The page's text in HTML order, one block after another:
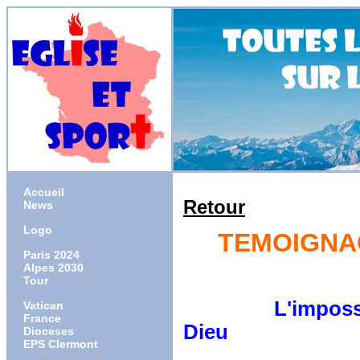
Accueil
News
Logo
Paris 2024
Alpes 2030
Tour
Vatican
France
Dioceses
EPS Clermont
Retour
L'impossible
Dieu